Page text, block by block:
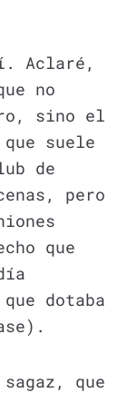
Aclaré,
no
sino el
suele
de
pero
que
dotaba
que